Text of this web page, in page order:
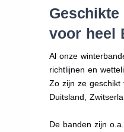
Geschikte
voor heel
Al onze
richtlijnen en
Zo zijn ze geschikt
Duitsland,
De banden zijn